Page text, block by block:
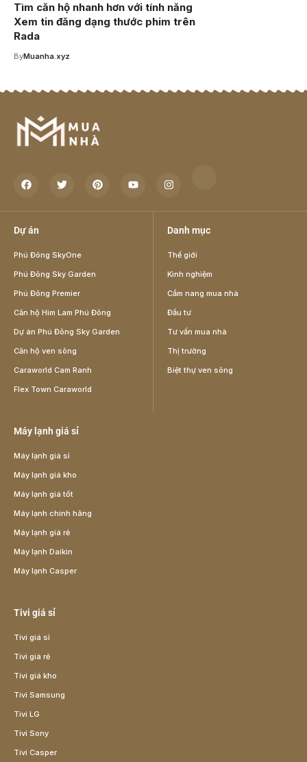
Tìm căn hộ nhanh hơn với tính năng
Xem tin đăng dạng thước phim trên
Rada
ByMuanha.xyz
Dự án
Phú Đông SkyOne
Phú Đông Sky Garden
Phú Đông Premier
Căn hộ Him Lam Phú Đông
Dự án Phú Đông Sky Garden
Căn hộ ven sông
Caraworld Cam Ranh
Flex Town Caraworld
Danh mục
Thế giới
Kinh nghiệm
Cẩm nang mua nhà
Đầu tư
Tư vấn mua nhà
Thị trường
Biệt thự ven sông
Máy lạnh giá sỉ
Máy lạnh giá sỉ
Máy lạnh giá kho
Máy lạnh giá tốt
Máy lạnh chính hãng
Máy lạnh giá rẻ
Máy lạnh Daikin
Máy lạnh Casper
Tivi giá sỉ
Tivi giá sỉ
Tivi giá rẻ
Tivi giá kho
Tivi Samsung
Tivi LG
Tivi Sony
Tivi Casper